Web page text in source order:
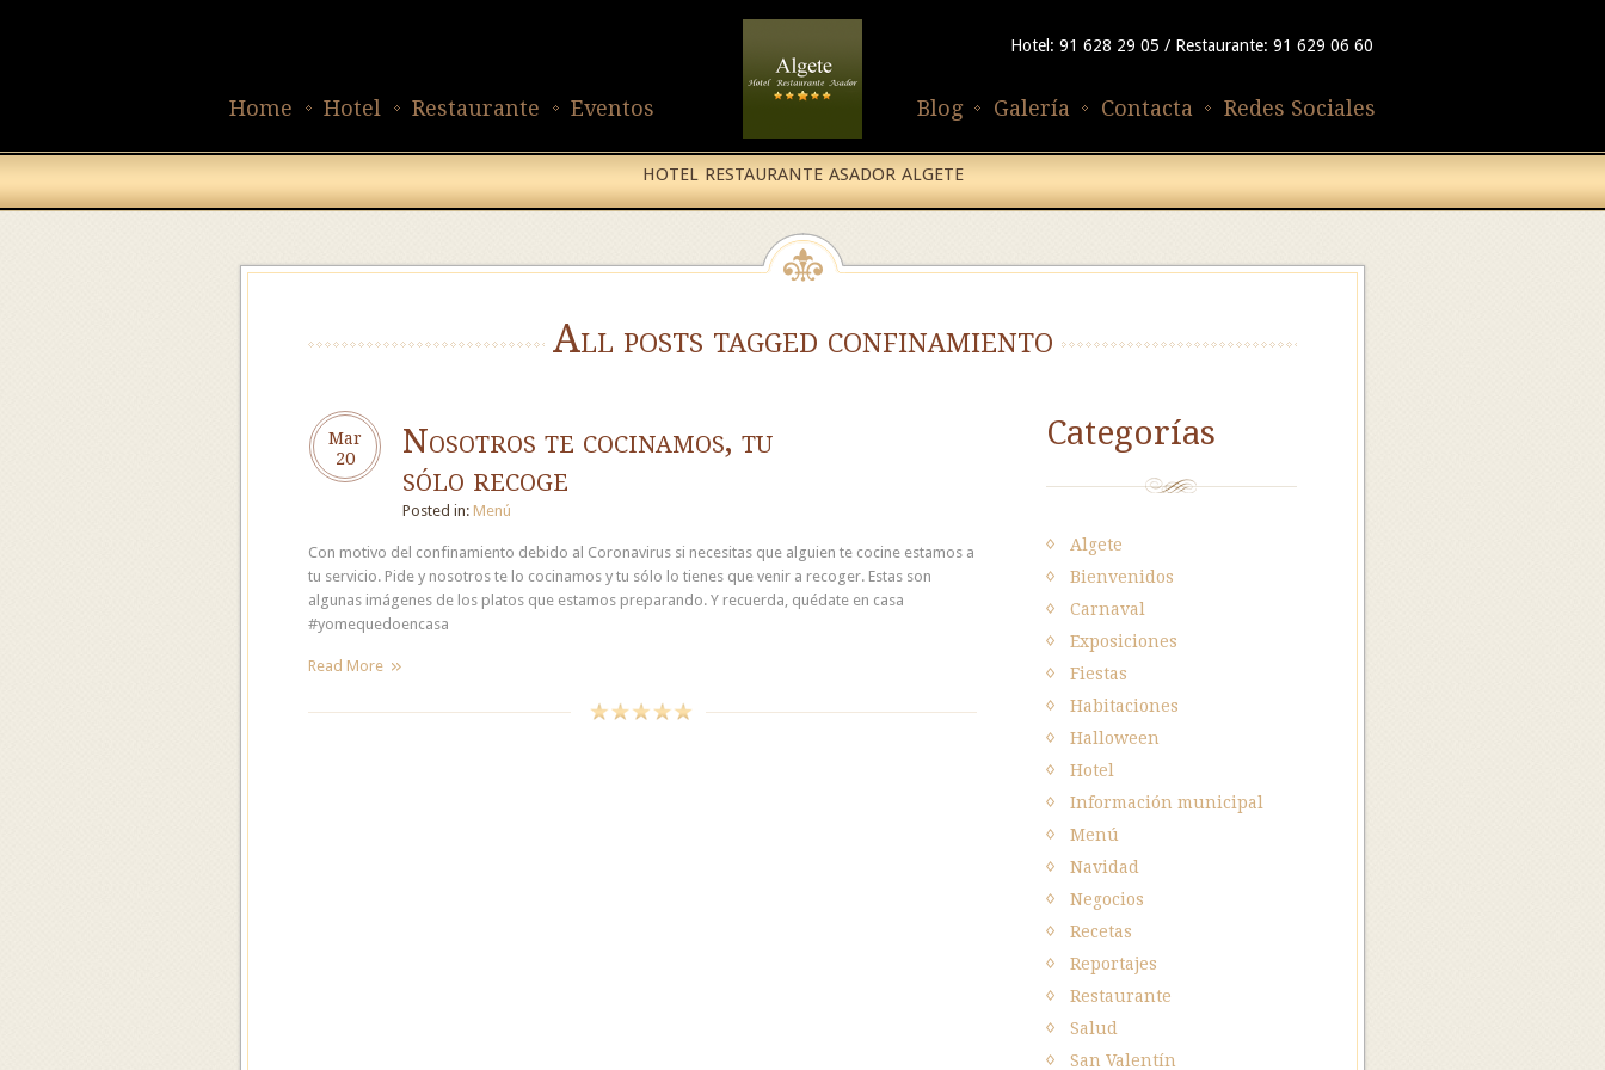
Hotel: 91 628 29 05 / Restaurante: 91 629 06 60
Home Hotel Restaurante Eventos Redes Sociales
Contacta
Galería
Blog
HOTEL RESTAURANTE ASADOR ALGETE
All posts tagged confinamiento
Mar
20
Nosotros te cocinamos, tu
sólo recoge
Posted in: Menú
Con motivo del confinamiento debido al Coronavirus si necesitas que alguien te cocine estamos a
tu servicio. Pide y nosotros te lo cocinamos y tu sólo lo tienes que venir a recoger. Estas son
algunas imágenes de los platos que estamos preparando. Y recuerda, quédate en casa
#yomequedoencasa
Read More
Categorías
Algete
Bienvenidos
Carnaval
Exposiciones
Fiestas
Habitaciones
Halloween
Hotel
Información municipal
Menú
Navidad
Negocios
Recetas
Reportajes
Restaurante
Salud
San Valentín